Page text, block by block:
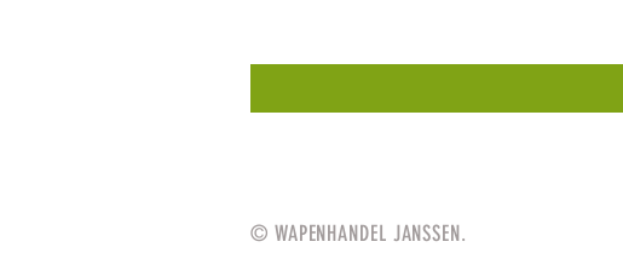
© WAPENHANDEL JANSSEN.